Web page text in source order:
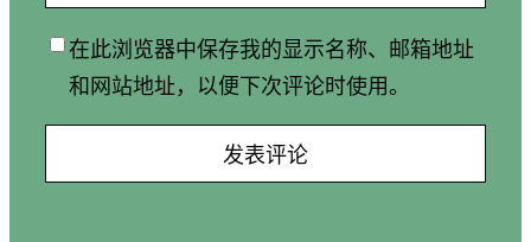
在此浏览器中保存我的显示名称、邮箱地址
和网站地址，以便下次评论时使用。